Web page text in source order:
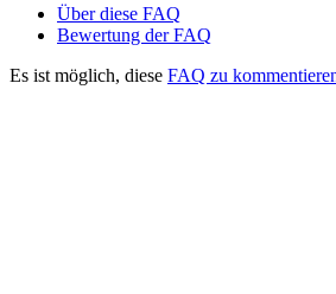
Über diese FAQ
Bewertung der FAQ
Es ist möglich, diese FAQ zu